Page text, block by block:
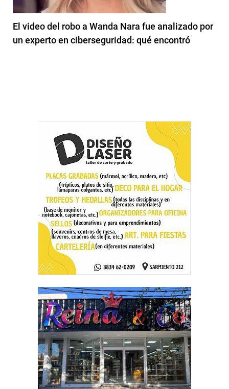
El video del robo a Wanda Nara fue analizado por
un experto en ciberseguridad: qué encontró